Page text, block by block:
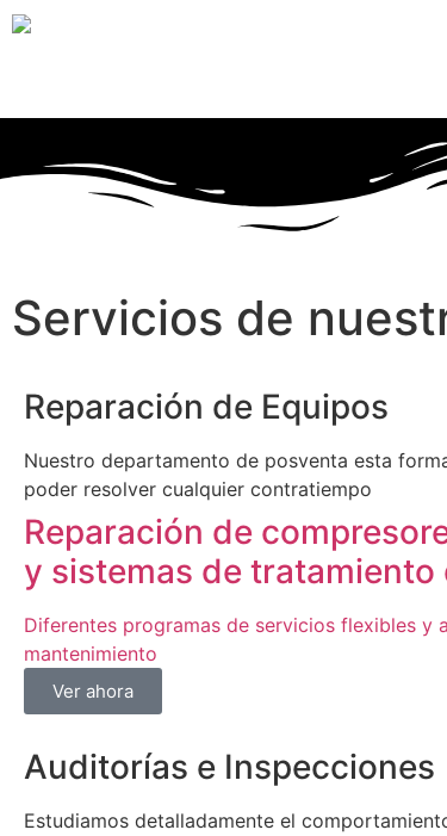
Servicios de
Reparación de Equipos
Nuestro departamento de posventa esta
poder resolver cualquier contratiempo
Reparación de
y sistemas de tratamiento
Diferentes programas de servicios flexibles y
mantenimiento
Ver ahora
Auditorías e Inspecciones
Estudiamos detalladamente el